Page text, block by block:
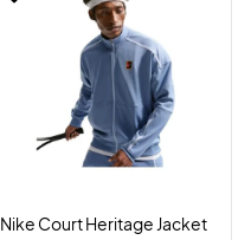
Nike Court Heritage Jacket